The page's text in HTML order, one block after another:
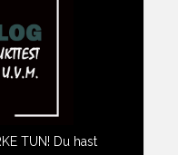
TUN! Du hast